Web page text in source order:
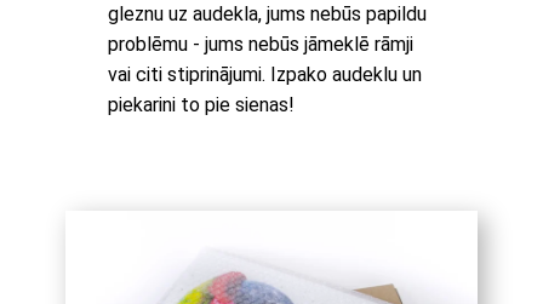
gleznu uz audekla, jums nebūs papildu
problēmu - jums nebūs jāmeklē rāmji
vai citi stiprinājumi. Izpako audeklu un
piekarini to pie sienas!